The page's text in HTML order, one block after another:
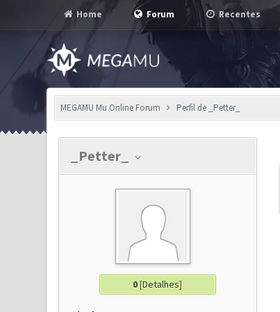
Home Forum Recentes
MEGAMU Mu Online Forum Perfil de _Petter_
_Petter_
0[Detalhes]